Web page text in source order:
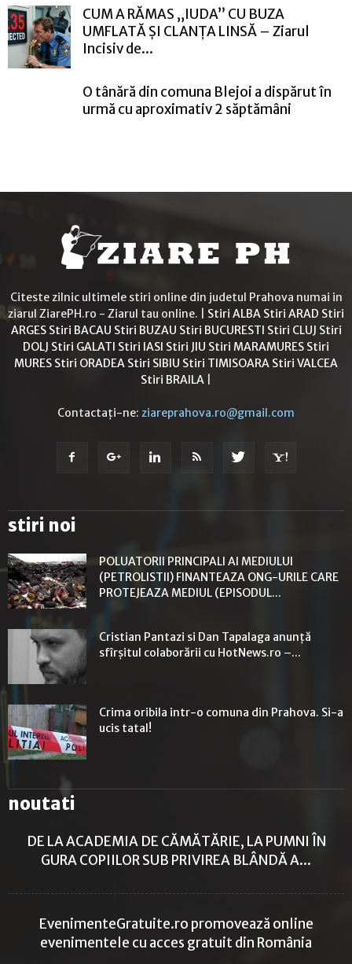
CUM A RĂMAS „IUDA” CU BUZA
UMFLATĂ ȘI CLANȚA LINSĂ – Ziarul
Incisiv de...
O tânără din comuna Blejoi a dispărut în
urmă cu aproximativ 2 săptămâni
Citeste zilnic ultimele stiri online din judetul Prahova numai in
ziarul ZiarePH.ro - Ziarul tau online. | Stiri ALBA Stiri ARAD Stiri
ARGES Stiri BACAU Stiri BUZAU Stiri BUCURESTI Stiri CLUJ Stiri
DOLJ Stiri GALATI Stiri IASI Stiri JIU Stiri MARAMURES Stiri
MURES Stiri ORADEA Stiri SIBIU Stiri TIMISOARA Stiri VALCEA
Stiri BRAILA
Contactați-ne: ziareprahova.ro@gmail.com
stiri noi
POLUATORII PRINCIPALI AI MEDIULUI
(PETROLISTII) FINANTEAZA ONG-URILE CARE
PROTEJEAZA MEDIUL (EPISODUL...
Cristian Pantazi si Dan Tapalaga anunță
sfîrșitul colaborării cu HotNews.ro –...
Crima oribila intr-o comuna din Prahova. Si-a
ucis tatal!
noutati
DE LA ACADEMIA DE CĂMĂTĂRIE, LA PUMNI ÎN
GURA COPIILOR SUB PRIVIREA BLÂNDĂ A...
EvenimenteGratuite.ro promovează online
evenimentele cu acces gratuit din România